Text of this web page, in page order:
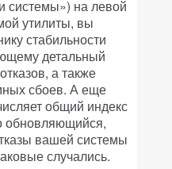
системы») на левой
утилиты, вы
стабильности
детальный
а также
сбоев. А еще
общий индекс
обновляющийся,
вашей системы
случались.